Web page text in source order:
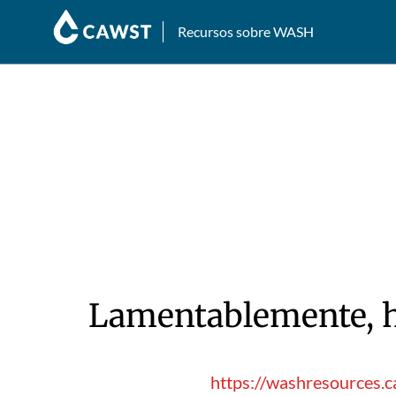
Recursos sobre WASH
Lamentablemente,
https://